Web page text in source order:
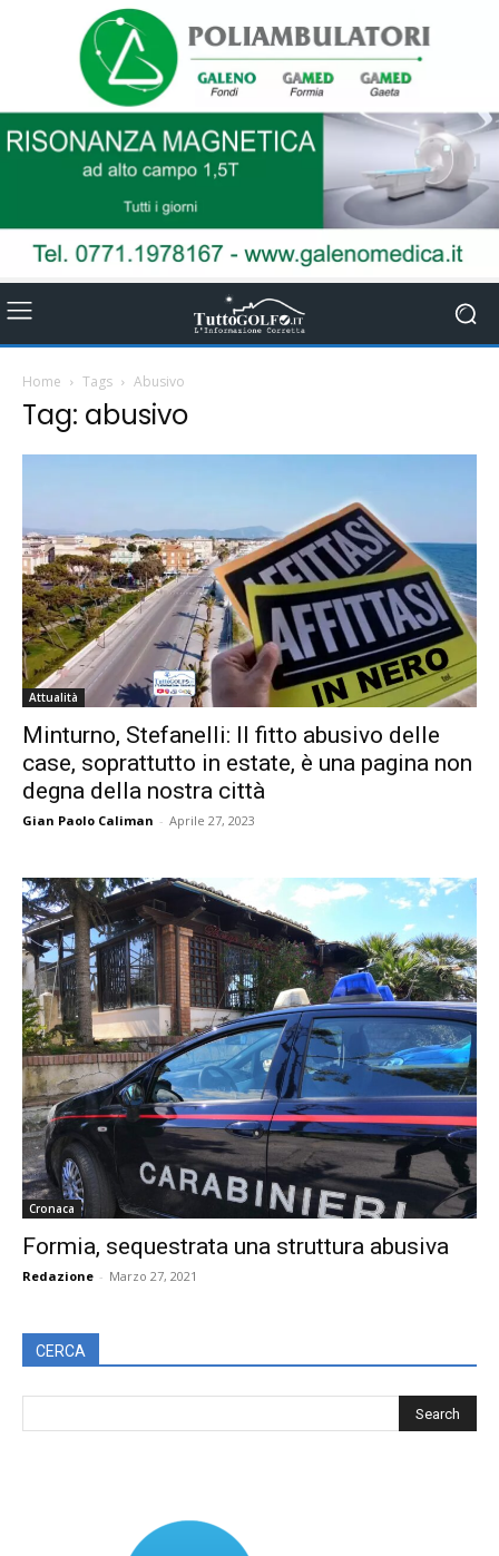
Home Tags Abusivo
Tag: abusivo
Attualità
Minturno, Stefanelli: ll fitto abusivo delle
case, soprattutto in estate, è una pagina non
degna della nostra città
Gian Paolo Caliman - Aprile 27, 2023
Cronaca
Formia, sequestrata una struttura abusiva
Redazione - Marzo 27, 2021
CERCA